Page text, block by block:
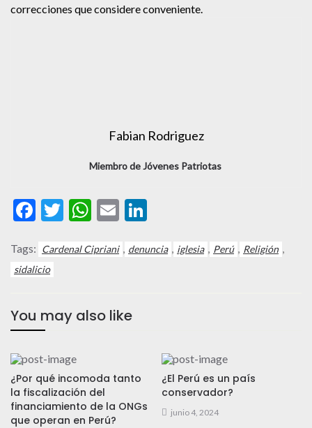
correcciones que considere conveniente.
Fabian Rodriguez
Miembro de Jóvenes Patriotas
Facebook
Twitter
WhatsApp
Email
Tags: Cardenal Cipriani , denuncia , iglesia , Perú , Religión ,
sidalicio
You may also like
¿Por qué incomoda tanto
la fiscalización del
financiamiento de la ONGs
que operan en Perú?
¿El Perú es un país
conservador?
junio 4, 2024